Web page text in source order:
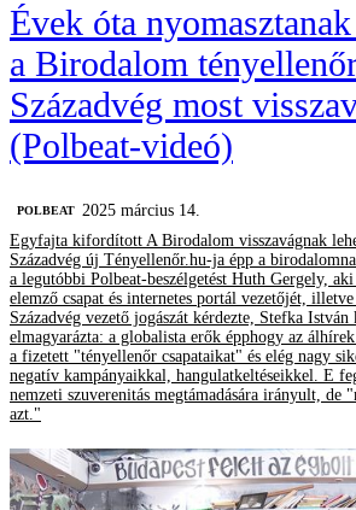
Évek óta
a Birodalom
Századvég most
(Polbeat-videó)
‎POLBEAT
2025 március 14.
Egyfajta kifordított A Birodalom visszavágnak
Századvég új Tényellenőr.hu-ja épp a
a legutóbbi Polbeat-beszélgetést Huth Gergely,
elemző csapat és internetes portál vezetőjét,
Századvég vezető jogászát kérdezte, Stefka
elmagyarázta: a globalista erők épphogy az
a fizetett "tényellenőr csapataikat" és elég nagy
negatív kampányaikkal, hangulatkeltéseikkel. E
nemzeti szuverenitás megtámadására irányult,
azt."